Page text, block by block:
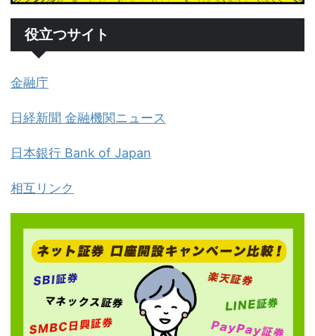
役立つサイト
金融庁
日経新聞 金融機関ニュース
日本銀行 Bank of Japan
相互リンク